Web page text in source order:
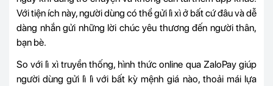
Với tiện ích này, người dùng có thể gửi lì xì ở bất cứ đâu và dễ
dàng nhắn gửi những lời chúc yêu thương đến người thân,
bạn bè.
So với lì xì truyền thống, hình thức online qua ZaloPay giúp
người dùng gửi lì lì với bất kỳ mệnh giá nào, thoải mái lựa